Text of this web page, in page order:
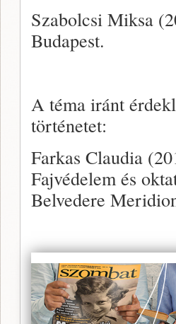
Szabolcsi Miksa
Budapest.
A téma iránt
történetet:
Farkas Claudia
Fajvédelem és
Belvedere